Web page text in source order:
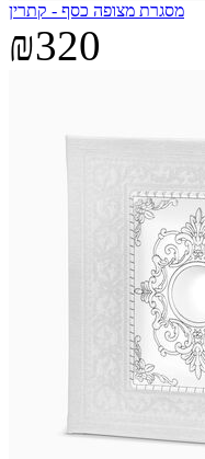
מסגרת מצופה כסף - קתרין
₪320